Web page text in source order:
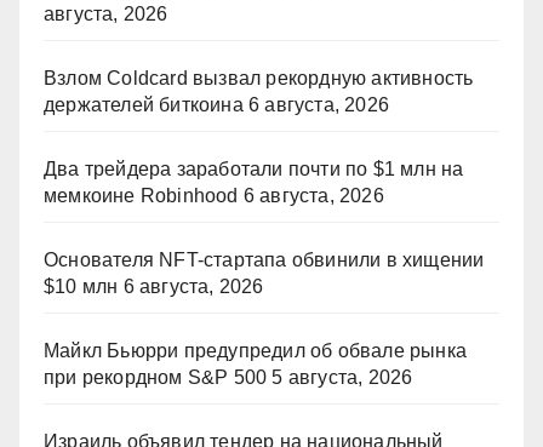
августа, 2026
Взлом Coldcard вызвал рекордную активность
держателей биткоина 6 августа, 2026
Два трейдера заработали почти по $1 млн на
мемкоине Robinhood 6 августа, 2026
Основателя NFT-стартапа обвинили в хищении
$10 млн 6 августа, 2026
Майкл Бьюрри предупредил об обвале рынка
при рекордном S&P 500 5 августа, 2026
Израиль объявил тендер на национальный